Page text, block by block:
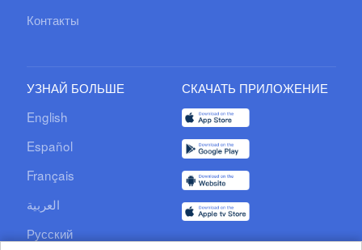
Контакты
УЗНАЙ БОЛЬШЕ
English
Español
Français
العربية
Русский
СКАЧАТЬ ПРИЛОЖЕНИЕ